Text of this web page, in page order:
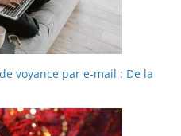
voyance par e-mail : De la